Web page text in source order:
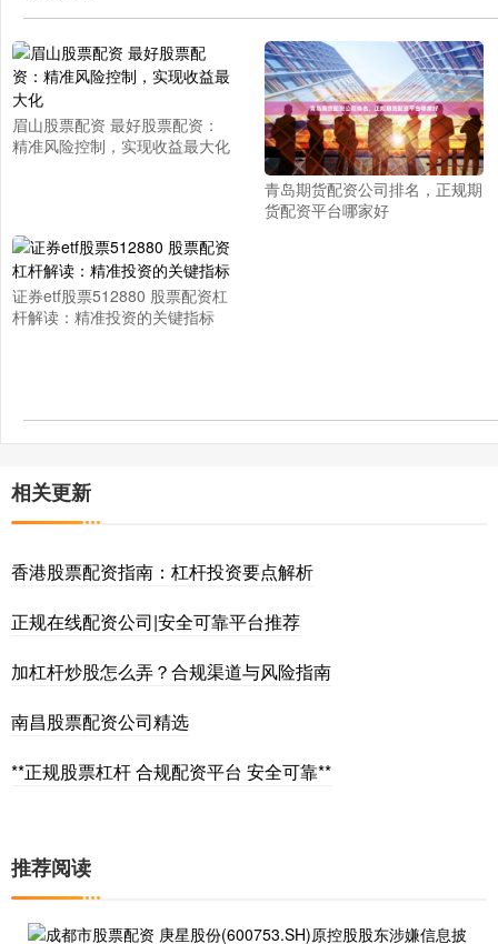
眉山股票配资 最好股票配资：
精准风险控制，实现收益最大化
青岛期货配资公司排名，正规期
货配资平台哪家好
证券etf股票512880 股票配资杠
杆解读：精准投资的关键指标
相关更新
香港股票配资指南：杠杆投资要点解析
正规在线配资公司|安全可靠平台推荐
加杠杆炒股怎么弄？合规渠道与风险指南
南昌股票配资公司精选
**正规股票杠杆 合规配资平台 安全可靠**
推荐阅读